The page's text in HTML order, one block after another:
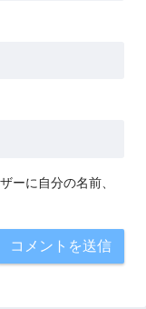
ーに自分の名前、